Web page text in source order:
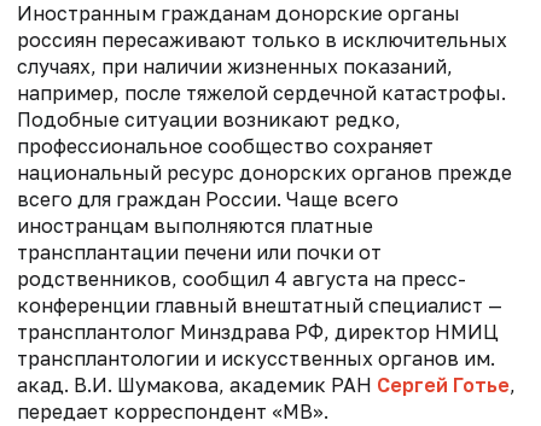
Иностранным гражданам донорские органы
россиян пересаживают только в исключительных
случаях, при наличии жизненных показаний,
например, после тяжелой сердечной катастрофы.
Подобные ситуации возникают редко,
профессиональное сообщество сохраняет
национальный ресурс донорских органов прежде
всего для граждан России. Чаще всего
иностранцам выполняются платные
трансплантации печени или почки от
родственников, сообщил 4 августа на пресс-
конференции главный внештатный специалист —
трансплантолог Минздрава РФ, директор НМИЦ
трансплантологии и искусственных органов им.
акад. В.И. Шумакова, академик РАН Сергей Готье,
передает корреспондент «МВ».